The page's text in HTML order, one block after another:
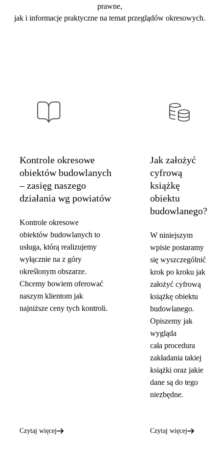
prawne,
jak i informacje praktyczne na temat przeglądów okresowych.
Kontrole okresowe
obiektów budowlanych
– zasięg naszego
działania wg powiatów
Kontrole okresowe
obiektów budowlanych to
usługa, którą realizujemy
wyłącznie na z góry
określonym obszarze.
Chcemy bowiem oferować
naszym klientom jak
najniższe ceny tych kontroli.
Czytaj więcej
Jak założyć
cyfrową
książkę
obiektu
budowlanego?
W niniejszym
wpisie postaramy
się wyszczególnić
krok po kroku jak
założyć cyfrową
książkę obiektu
budowlanego.
Opiszemy jak
wygląda
cała procedura
zakładania takiej
książki oraz jakie
dane są do tego
niezbędne.
Czytaj więcej